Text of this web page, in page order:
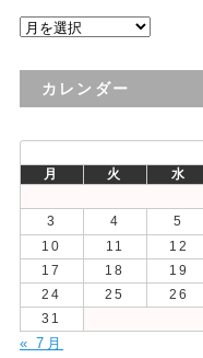
過
の
カレンダー
月
火 水
3
4 5
10
11 12
17
18 19
24
25 26
31
« 7月